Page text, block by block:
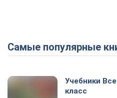
Самые популярные
Учебники
класс